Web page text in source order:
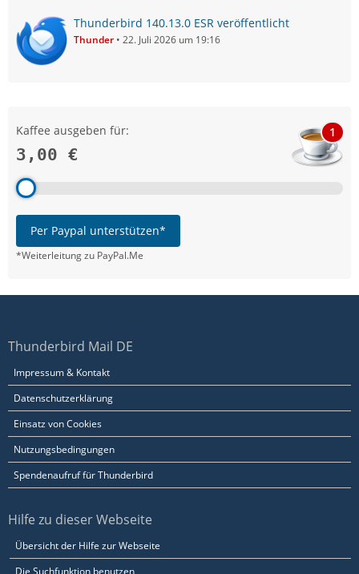
Thunderbird 140.13.0 ESR veröffentlicht
Thunder 22. Juli 2026 um 19:16
Kaffee ausgeben für:
3,00 €
1
Per Paypal unterstützen*
*Weiterleitung zu PayPal.Me
Thunderbird Mail DE
Impressum & Kontakt
Datenschutzerklärung
Einsatz von Cookies
Nutzungsbedingungen
Spendenaufruf für Thunderbird
Hilfe zu dieser Webseite
Übersicht der Hilfe zur Webseite